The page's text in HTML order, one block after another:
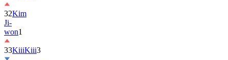
32Kim
Ji-
won1
33KiiiKiii3